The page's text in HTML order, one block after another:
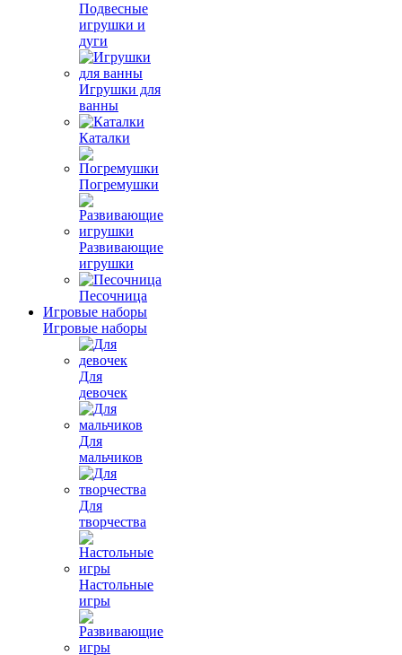
Подвесные
игрушки и
дуги
Игрушки для
ванны
Каталки
Погремушки
Развивающие
игрушки
Песочница
Игровые наборы
Игровые наборы
Для
девочек
Для
мальчиков
Для
творчества
Настольные
игры